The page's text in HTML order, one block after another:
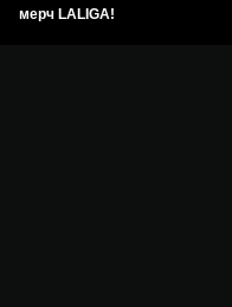
мерч LALIGA!